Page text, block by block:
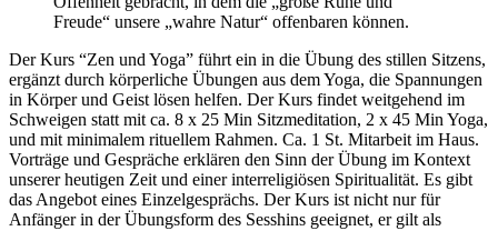
Freude“ unsere „wahre Natur“ offenbaren können.
Der Kurs “Zen und Yoga” führt ein in die Übung des stillen Sitzens,
ergänzt durch körperliche Übungen aus dem Yoga, die Spannungen
in Körper und Geist lösen helfen. Der Kurs findet weitgehend im
Schweigen statt mit ca. 8 x 25 Min Sitzmeditation, 2 x 45 Min Yoga,
und mit minimalem rituellem Rahmen. Ca. 1 St. Mitarbeit im Haus.
Vorträge und Gespräche erklären den Sinn der Übung im Kontext
unserer heutigen Zeit und einer interreligiösen Spiritualität. Es gibt
das Angebot eines Einzelgesprächs. Der Kurs ist nicht nur für
Anfänger in der Übungsform des Sesshins geeignet, er gilt als